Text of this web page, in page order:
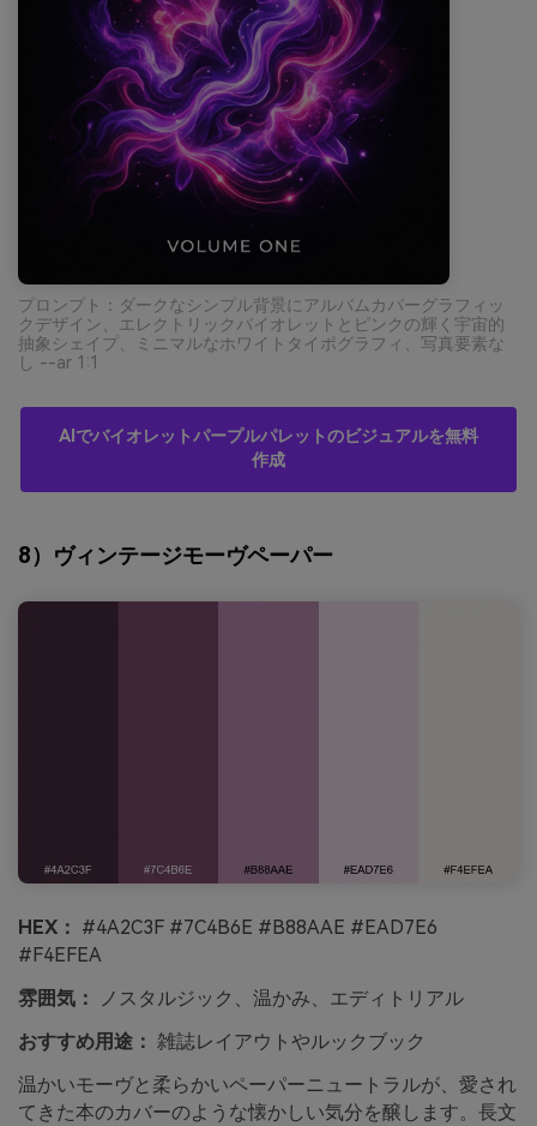
プロンプト：ダークなシンプル背景にアルバムカバーグラフィッ
クデザイン、エレクトリックバイオレットとピンクの輝く宇宙的
抽象シェイプ、ミニマルなホワイトタイポグラフィ、写真要素な
し --ar 1:1
AIでバイオレットパープルパレットのビジュアルを無料
作成
8）ヴィンテージモーヴペーパー
HEX： #4A2C3F #7C4B6E #B88AAE #EAD7E6
#F4EFEA
雰囲気：
ノスタルジック、温かみ、エディトリアル
おすすめ用途： 雑誌レイアウトやルックブック
温かいモーヴと柔らかいペーパーニュートラルが、愛され
てきた本のカバーのような懐かしい気分を醸します。長文